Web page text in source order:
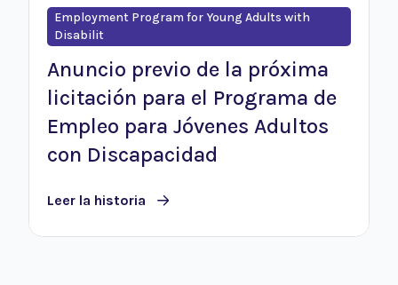
Employment Program for Young Adults with
Disabilit
Anuncio previo de la próxima
licitación para el Programa de
Empleo para Jóvenes Adultos
con Discapacidad
Leer la historia